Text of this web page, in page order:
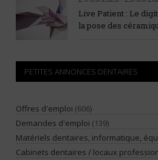
Live Patient : Le
la pose des
PETITES ANNONCES DENTAIRES
Offres d'emploi (606)
Demandes d'emploi (139)
Matériels dentaires, informatique,
Cabinets dentaires / locaux